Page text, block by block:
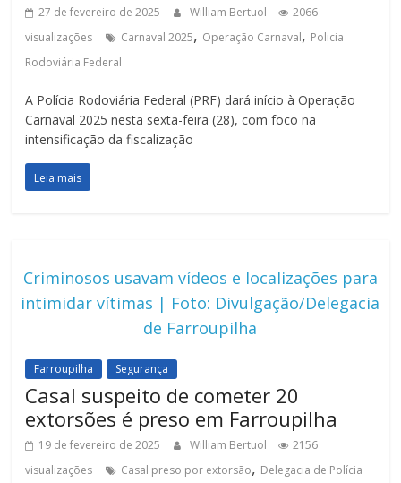
27 de fevereiro de 2025 William Bertuol
2066
visualizações
Carnaval 2025, Operação Carnaval, Policia
Rodoviária Federal
A Polícia Rodoviária Federal (PRF) dará início à Operação
Carnaval 2025 nesta sexta-feira (28), com foco na
intensificação da fiscalização
Leia mais
Criminosos usavam vídeos e localizações para
intimidar vítimas | Foto: Divulgação/Delegacia
de Farroupilha
Farroupilha Segurança
Casal suspeito de cometer 20
extorsões é preso em Farroupilha
19 de fevereiro de 2025 William Bertuol
2156
visualizações
Casal preso por extorsão, Delegacia de Polícia